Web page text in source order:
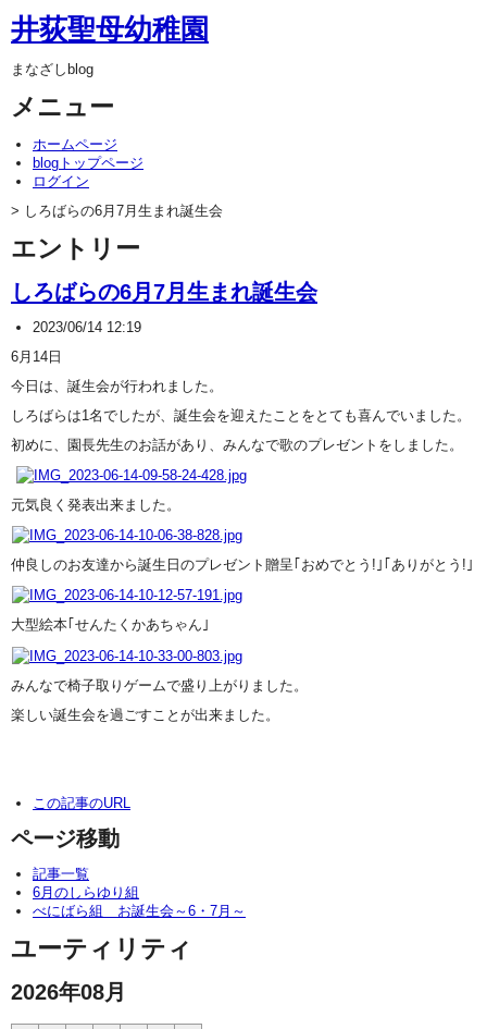
井荻聖母幼稚園
まなざしblog
メニュー
ホームページ
blogトップページ
ログイン
> しろばらの6月7月生まれ誕生会
エントリー
しろばらの6月7月生まれ誕生会
2023/06/14 12:19
6月14日
今日は、誕生会が行われました。
しろばらは1名でしたが、誕生会を迎えたことをとても喜んでいました。
初めに、園長先生のお話があり、みんなで歌のプレゼントをしました。
元気良く発表出来ました。
仲良しのお友達から誕生日のプレゼント贈呈｢おめでとう!｣｢ありがとう!｣
大型絵本｢せんたくかあちゃん｣
みんなで椅子取りゲームで盛り上がりました。
楽しい誕生会を過ごすことが出来ました。
この記事のURL
ページ移動
記事一覧
6月のしらゆり組
べにばら組 お誕生会～6・7月～
ユーティリティ
2026年08月